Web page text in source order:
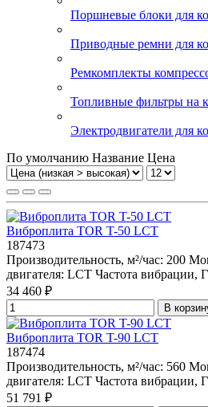
Поршневые блоки для
Приводные ремни для
Ремкомплекты
Топливные фильтры на
Электродвигатели для
По умолчанию Название Цена
Виброплита TOR T-50 LCT
187473
Производительность, м²/час: 200
двигателя: LCT Частота вибрации,
34 460 ₽
В
Виброплита TOR T-90 LCT
187474
Производительность, м²/час: 560
двигателя: LCT Частота вибрации,
51 791 ₽